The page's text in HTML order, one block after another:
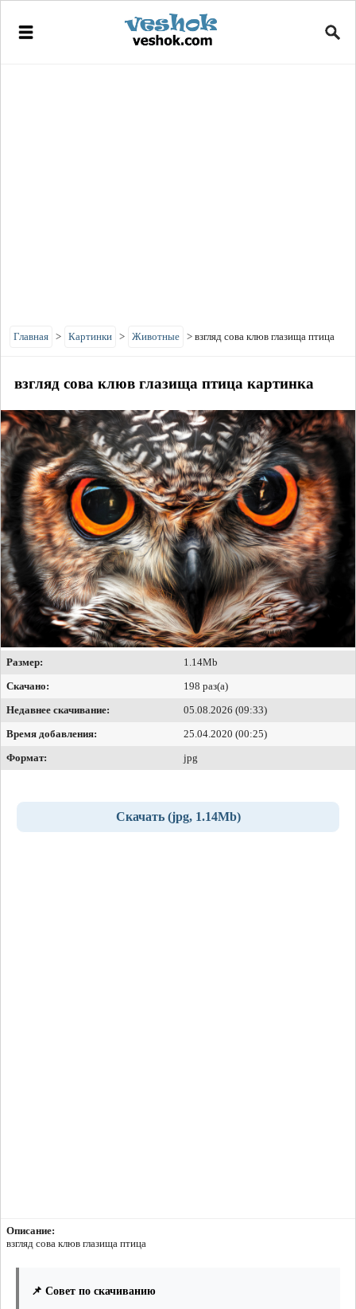
Главная > Картинки > Животные > взгляд сова клюв глазища птица
взгляд сова клюв глазища птица картинка
Размер:
1.14Mb
Скачано:
198 раз(а)
Недавнее скачивание:
05.08.2026 (09:33)
Время добавления:
25.04.2020 (00:25)
Формат:
jpg
Скачать (jpg, 1.14Mb)
Описание:
взгляд сова клюв глазища птица
📌 Совет по скачиванию